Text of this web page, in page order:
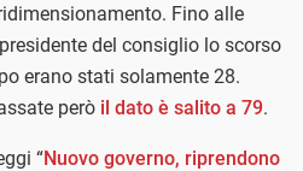
Fino alle
del consiglio lo scorso
erano stati solamente 28.
però il dato è salito a 79.
“Nuovo governo, riprendono